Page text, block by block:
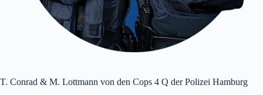
T. Conrad & M. Lottmann von den Cops 4 Q der Polizei Hamburg